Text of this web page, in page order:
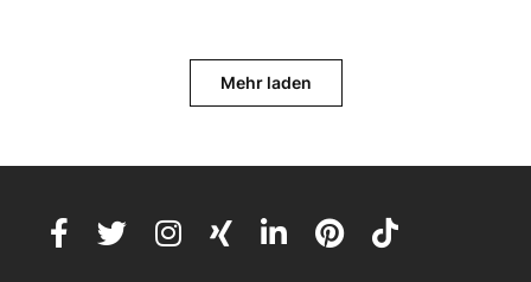
Mehr laden